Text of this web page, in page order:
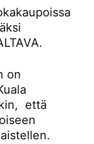
on
että